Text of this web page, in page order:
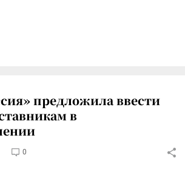
предложила ввести
в
0